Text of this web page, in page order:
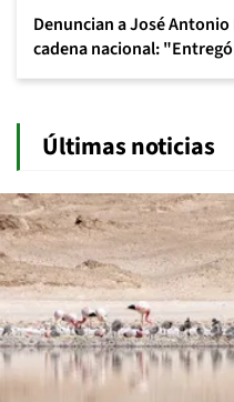
Denuncian a José
cadena nacional:
Últimas noticias